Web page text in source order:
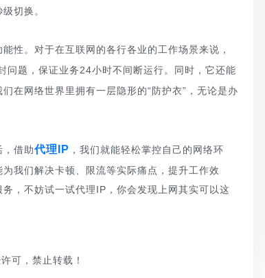
切换。
性。对于在互联网的各行各业的工作场景来说，
问题，保证业务24小时不间断运行。同时，它还能
在网络世界里拥有一层隐形的“防护衣”，无论是办
，借助代理IP ，我们就能轻松掌控自己的网络环
我们解决卡顿、限流等实际痛点，提升工作效
，不妨试一试代理IP，你会发现上网其实可以这
可，禁止转载！